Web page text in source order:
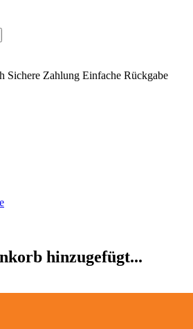
Sichere Zahlung Einfache Rückgabe
hinzugefügt...